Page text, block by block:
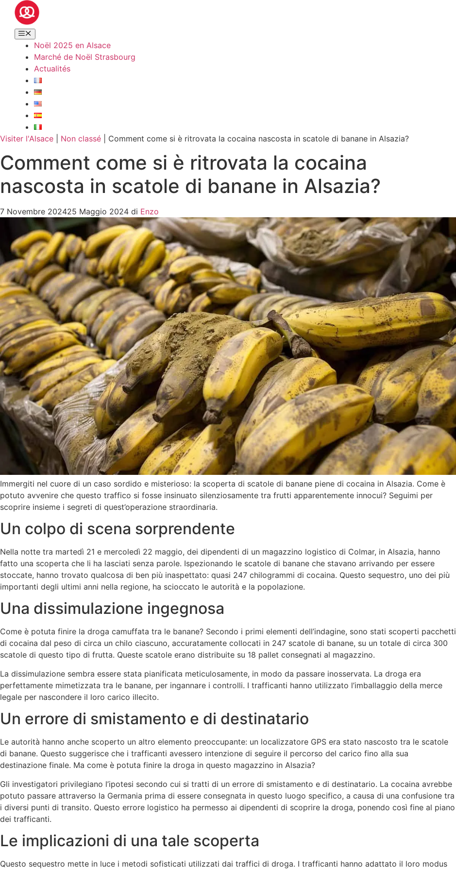
Noël 2025 en Alsace
Marché de Noël Strasbourg
Actualités
Visiter l'Alsace Non classé Comment come si è ritrovata la cocaina nascosta in scatole di banane in Alsazia?
Comment come si è ritrovata la cocaina
nascosta in scatole di banane in Alsazia?
7 Novembre 202425 Maggio 2024 di Enzo
Immergiti nel cuore di un caso sordido e misterioso: la scoperta di scatole di banane piene di cocaina in Alsazia. Come è
potuto avvenire che questo traffico si fosse insinuato silenziosamente tra frutti apparentemente innocui? Seguimi per
scoprire insieme i segreti di quest’operazione straordinaria.
Un colpo di scena sorprendente
Nella notte tra martedì 21 e mercoledì 22 maggio, dei dipendenti di un magazzino logistico di Colmar, in Alsazia, hanno
fatto una scoperta che li ha lasciati senza parole. Ispezionando le scatole di banane che stavano arrivando per essere
stoccate, hanno trovato qualcosa di ben più inaspettato: quasi 247 chilogrammi di cocaina. Questo sequestro, uno dei più
importanti degli ultimi anni nella regione, ha scioccato le autorità e la popolazione.
Una dissimulazione ingegnosa
Come è potuta finire la droga camuffata tra le banane? Secondo i primi elementi dell’indagine, sono stati scoperti pacchetti
di cocaina dal peso di circa un chilo ciascuno, accuratamente collocati in 247 scatole di banane, su un totale di circa 300
scatole di questo tipo di frutta. Queste scatole erano distribuite su 18 pallet consegnati al magazzino.
La dissimulazione sembra essere stata pianificata meticulosamente, in modo da passare inosservata. La droga era
perfettamente mimetizzata tra le banane, per ingannare i controlli. I trafficanti hanno utilizzato l’imballaggio della merce
legale per nascondere il loro carico illecito.
Un errore di smistamento e di destinatario
Le autorità hanno anche scoperto un altro elemento preoccupante: un localizzatore GPS era stato nascosto tra le scatole
di banane. Questo suggerisce che i trafficanti avessero intenzione di seguire il percorso del carico fino alla sua
destinazione finale. Ma come è potuta finire la droga in questo magazzino in Alsazia?
Gli investigatori privilegiano l’ipotesi secondo cui si tratti di un errore di smistamento e di destinatario. La cocaina avrebbe
potuto passare attraverso la Germania prima di essere consegnata in questo luogo specifico, a causa di una confusione tra
i diversi punti di transito. Questo errore logistico ha permesso ai dipendenti di scoprire la droga, ponendo così fine al piano
dei trafficanti.
Le implicazioni di una tale scoperta
Questo sequestro mette in luce i metodi sofisticati utilizzati dai traffici di droga. I trafficanti hanno adattato il loro modus